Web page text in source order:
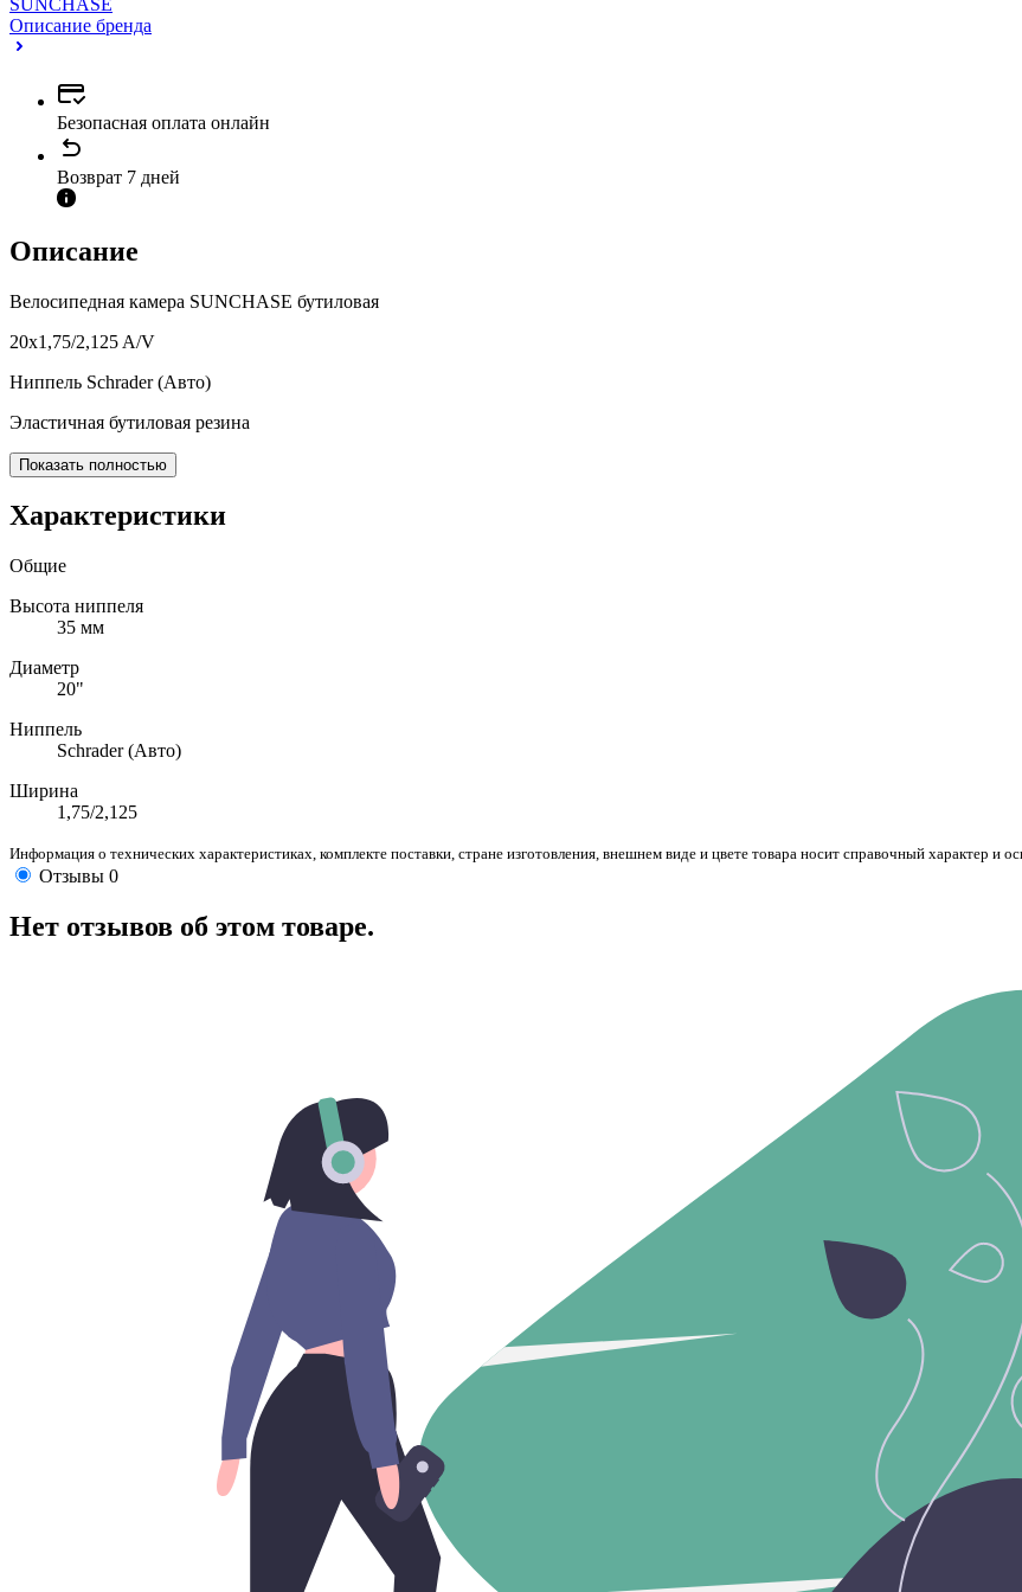
Описание бренда
Безопасная оплата онлайн
Возврат 7 дней
Описание
Велосипедная камера SUNCHASE бутиловая
20x1,75/2,125 A/V
Ниппель Schrader (Авто)
Эластичная бутиловая резина
Показать полностью
Характеристики
Общие
Высота ниппеля
35 мм
Диаметр
20"
Ниппель
Schrader (Авто)
Ширина
1,75/2,125
Информация о технических характеристиках, комплекте поставки, стране изготовления, внешнем виде и цвете товара носит справочный характер и
Отзывы 0
Нет отзывов об этом товаре.